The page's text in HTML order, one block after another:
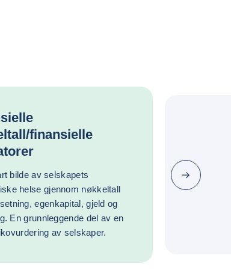
finansielle
bilde av selskapets
helse gjennom nøkkeltall
egenkapital, gjeld og
En grunnleggende del av en
av selskaper.
Neste